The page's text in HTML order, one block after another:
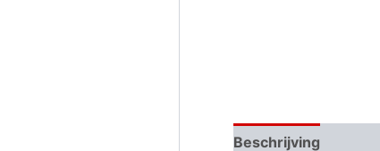
Beschrijving